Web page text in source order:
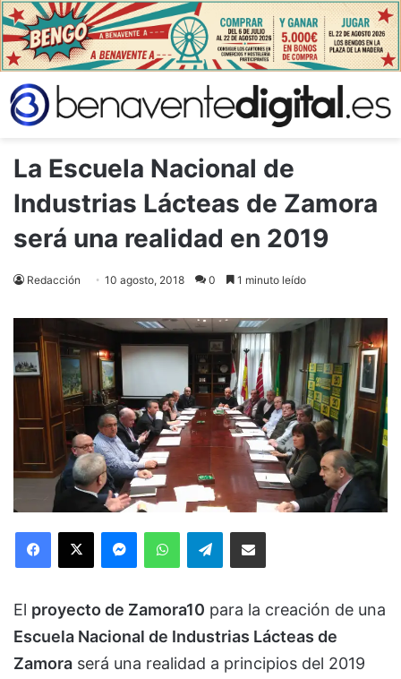
La Escuela Nacional de
Industrias Lácteas de Zamora
será una realidad en 2019
Redacción 10 agosto, 2018 0 1 minuto leído
Telegram
El proyecto de Zamora10 para la creación de una
Escuela Nacional de Industrias Lácteas de
Zamora será una realidad a principios del 2019